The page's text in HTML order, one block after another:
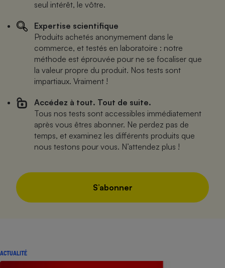
seul intérêt, le vôtre.
Expertise scientifique
Produits achetés anonymement dans le
commerce, et testés en laboratoire : notre
méthode est éprouvée pour ne se focaliser que
la valeur propre du produit. Nos tests sont
impartiaux. Vraiment !
Accédez à tout. Tout de suite.
Tous nos tests sont accessibles immédiatement
après vous êtres abonner. Ne perdez pas de
temps, et examinez les différents produits que
nous testons pour vous. N’attendez plus !
S’abonner
ACTUALITÉ